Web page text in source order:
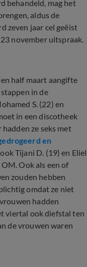
behandeld, mag het
aldus de
zeven jaar cel geëist
november uitspraak.
half maart aangifte
in de
S. (22) en
in een discotheek
ze seks met
en
Tijani D. (19) en Eliel
Ook als een of
zouden hebben
omdat ze niet
hadden
viertal ook diefstal ten
de vrouwen waren